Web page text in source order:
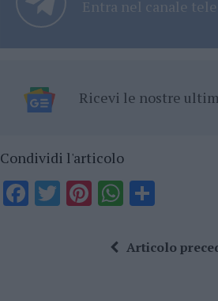
Entra nel canale
Ricevi le nostre
Condividi l'articolo
F T Pi
te
W
ata
Articolo